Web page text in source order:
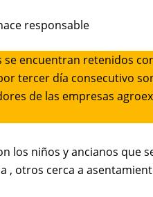
responsable
encuentran retenidos
tercer día consecutivo
de las empresas
los niños y ancianos que
, otros cerca a